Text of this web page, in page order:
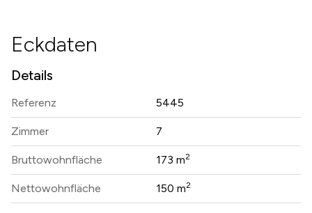
Eckdaten
Details
Referenz 5445
Zimmer 7
Bruttowohnfläche 173 m2
Nettowohnfläche 150 m2